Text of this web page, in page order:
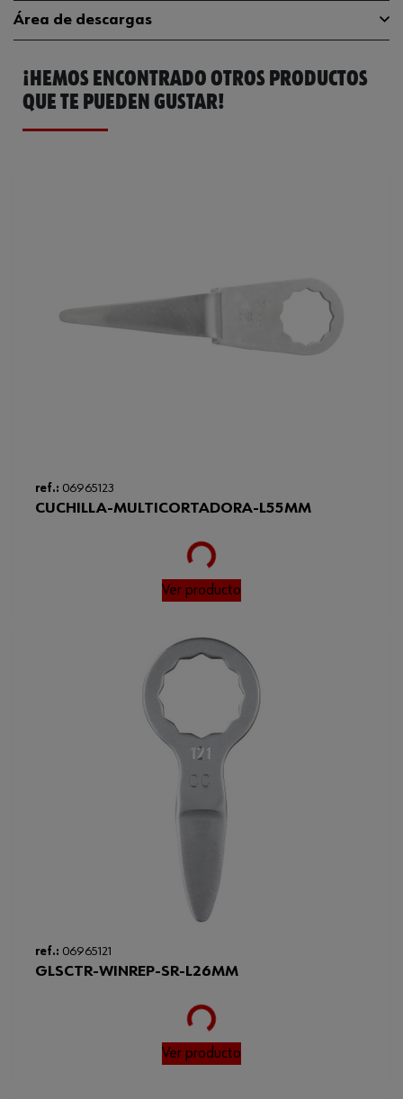
Longitud del filo de corte 18 mm
Código del sistema armonizado 82119300000
Peso del producto (por artículo)
Área de descargas
Catálogo General 0696587
Ficha Técnica
¡HEMOS ENCONTRADO OTROS PRODUCTOS
QUE TE PUEDEN GUSTAR!
ref.: 06965123
CUCHILLA-MULTICORTADORA-L55MM
Loading...
Ver producto
ref.: 06965121
GLSCTR-WINREP-SR-L26MM
Loading...
Ver producto